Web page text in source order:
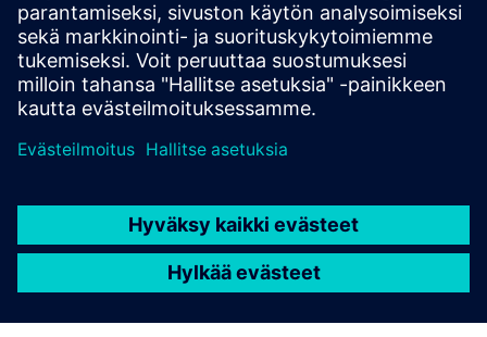
One dashboard for all your clean fuel incentive needs. API
available to connect with your existing dashboards.
Lue lisää